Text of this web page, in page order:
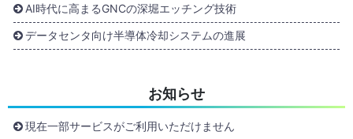
AI時代に高まるGNCの深堀エッチング技術
データセンタ向け半導体冷却システムの進展
お知らせ
現在一部サービスがご利用いただけません